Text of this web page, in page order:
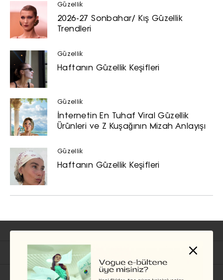
Güzellik
2026-27 Sonbahar/ Kış Güzellik
Trendleri
Güzellik
Haftanın Güzellik Keşifleri
Güzellik
İnternetin En Tuhaf Viral Güzellik
Ürünleri ve Z Kuşağının Mizah Anlayışı
Güzellik
Haftanın Güzellik Keşifleri
İlgili Başlıklar